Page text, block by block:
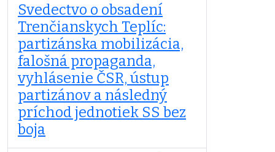
Svedectvo o obsadení
Trenčianskych Teplíc:
partizánska mobilizácia,
falošná propaganda,
vyhlásenie ČSR, ústup
partizánov a následný
príchod jednotiek SS bez
boja